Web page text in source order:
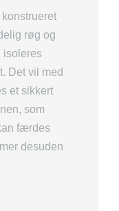
røg og
isoleres
Det vil med
et sikkert
som
færdes
desuden